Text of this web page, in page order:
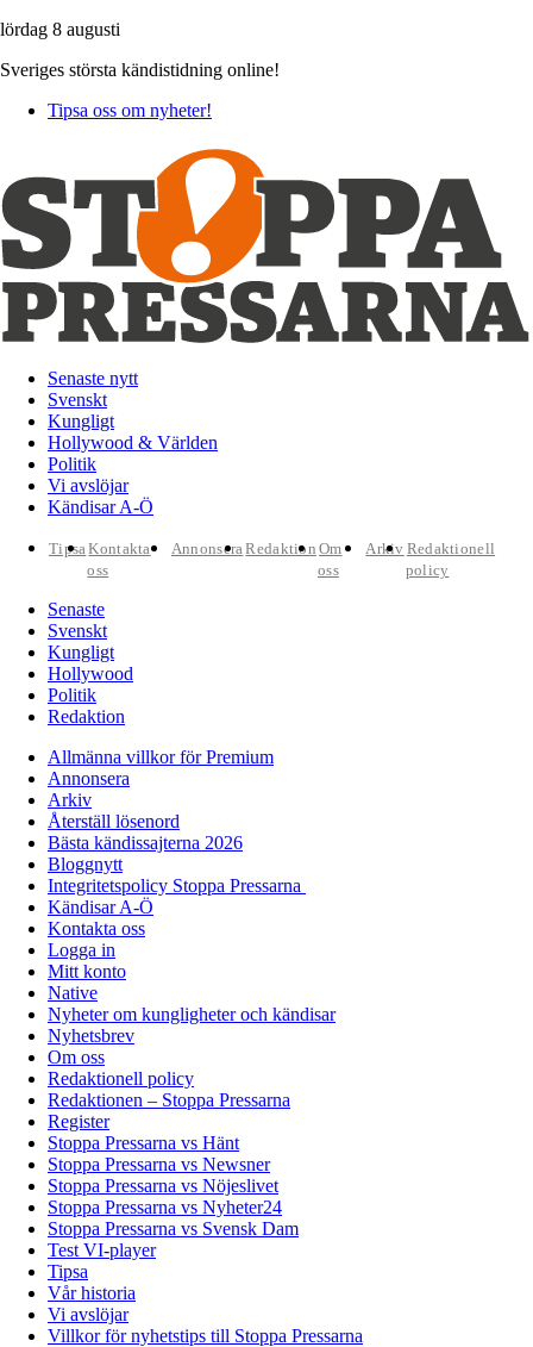
lördag 8 augusti
Sveriges största kändistidning online!
Tipsa oss om nyheter!
Senaste nytt
Svenskt
Kungligt
Hollywood & Världen
Politik
Vi avslöjar
Kändisar A-Ö
TipsaKontakta
oss
AnnonseraRedaktion Om
oss
Arkiv Redaktionell
policy
Senaste
Svenskt
Kungligt
Hollywood
Politik
Redaktion
Allmänna villkor för Premium
Annonsera
Arkiv
Återställ lösenord
Bästa kändissajterna 2026
Bloggnytt
Integritetspolicy Stoppa Pressarna
Kändisar A-Ö
Kontakta oss
Logga in
Mitt konto
Native
Nyheter om kungligheter och kändisar
Nyhetsbrev
Om oss
Redaktionell policy
Redaktionen – Stoppa Pressarna
Register
Stoppa Pressarna vs Hänt
Stoppa Pressarna vs Newsner
Stoppa Pressarna vs Nöjeslivet
Stoppa Pressarna vs Nyheter24
Stoppa Pressarna vs Svensk Dam
Test VI-player
Tipsa
Vår historia
Vi avslöjar
Villkor för nyhetstips till Stoppa Pressarna